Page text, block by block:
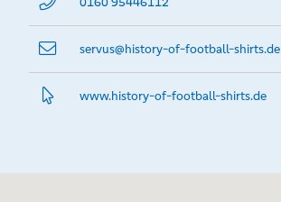
servus@­history-of-football-shirts.de
www.­history-of-football-shirts.­de